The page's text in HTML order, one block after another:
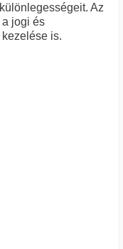
Az
jogi és
is.